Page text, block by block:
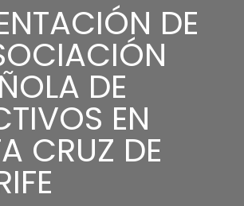
DE
DE
EN
CRUZ DE